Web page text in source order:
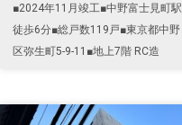
■2024年11月竣工■中野富士見町駅
徒歩6分■総戸数119戸■東京都中野
区弥生町5-9-11■地上7階 RC造